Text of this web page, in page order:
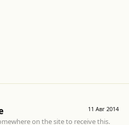
11 Авг 2014
on the site to receive this.